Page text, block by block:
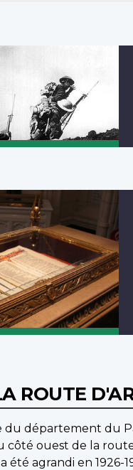
ROUTE
département du
ouest de la
été agrandi en